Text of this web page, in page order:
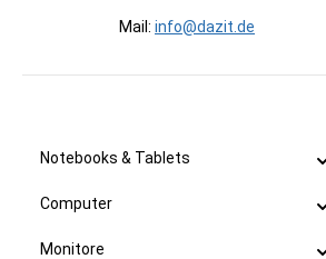
Mail: info@dazit.de
Notebooks & Tablets
Computer
Monitore